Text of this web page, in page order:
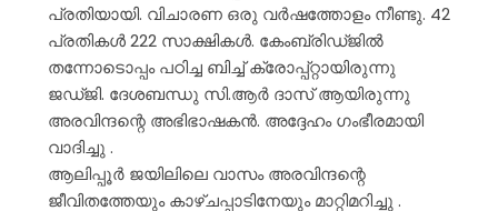
പ്രതിയായി. വിചാരണ ഒരു വർഷത്തോളം നീണ്ടു. 42
പ്രതികൾ 222 സാക്ഷികൾ. കേംബ്രിഡ്ജിൽ
തന്നോടൊപ്പം പഠിച്ച ബിച്ച് ക്രോപ്പ്റ്റായിരുന്നു
ജഡ്ജി. ദേശബന്ധു സി.ആർ ദാസ് ആയിരുന്നു
അരവിന്ദന്റെ അഭിഭാഷകൻ. അദ്ദേഹം ഗംഭീരമായി
വാദിച്ചു .
ആലിപ്പൂർ ജയിലിലെ വാസം അരവിന്ദന്റെ
ജീവിതത്തേയും കാഴ്ചപ്പാടിനേയും മാറ്റിമറിച്ചു .